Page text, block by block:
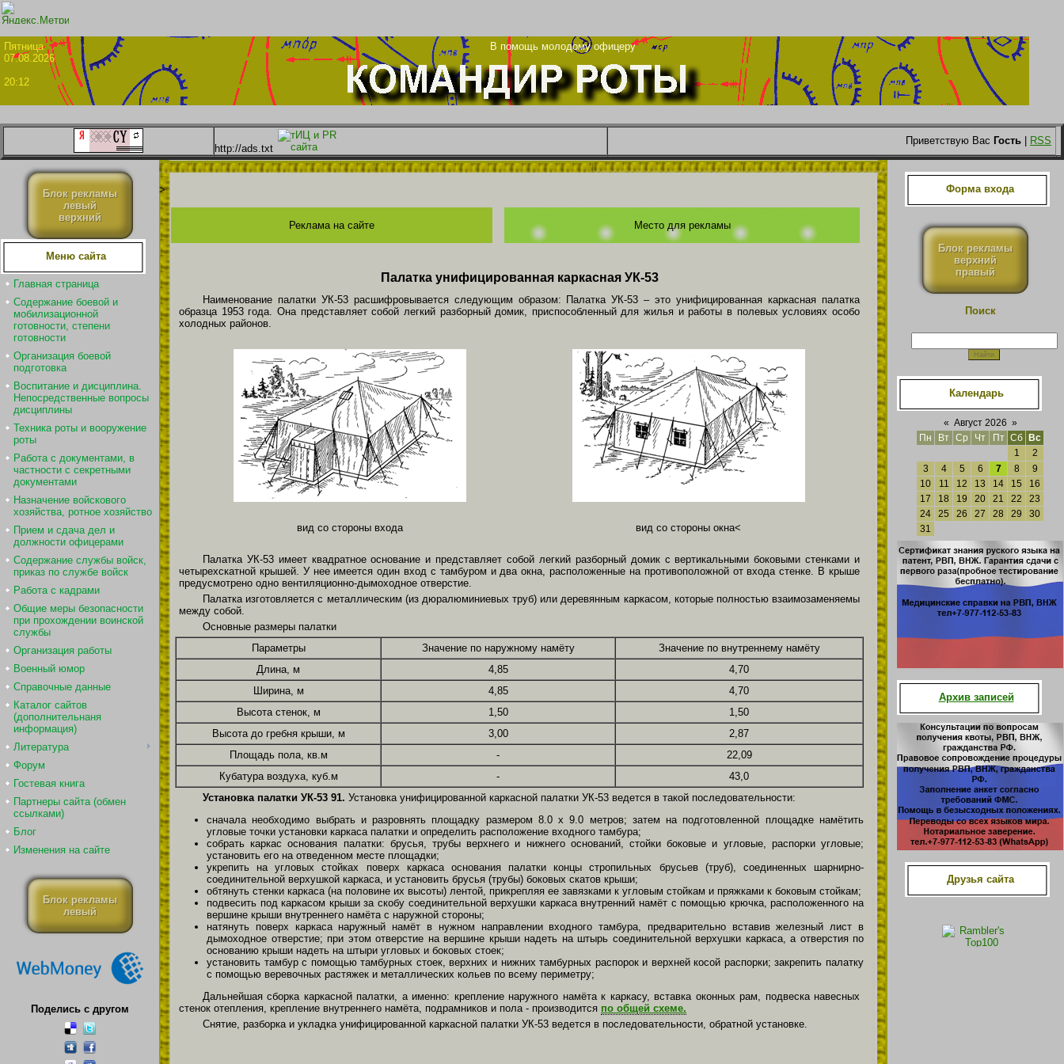
Пятница
В помощь молодому офицеру
07.08.2026
20:12
http://ads.txt
Приветствую Вас Гость RSS
Блок рекламы
левый
верхний
Меню сайта
Главная страница
Содержание боевой и
мобилизационной
готовности, степени
готовности
Организация боевой
подготовка
Воспитание и дисциплина.
Непосредственные вопросы
дисциплины
Техника роты и вооружение
роты
Работа с документами, в
частности с секретными
документами
Назначение войскового
хозяйства, ротное хозяйство
Прием и сдача дел и
должности офицерами
Содержание службы войск,
приказ по службе войск
Работа с кадрами
Общие меры безопасности
при прохождении воинской
службы
Организация работы
Военный юмор
Справочные данные
Каталог сайтов
(дополнительнаня
информация)
Литература
Форум
Гостевая книга
Партнеры сайта (обмен
ссылками)
Блог
Изменения на сайте
Блок рекламы
левый
Поделись с другом
>
Реклама на сайте Место для рекламы
Палатка унифицированная каркасная УК-53
Наименование палатки УК-53 расшифровывается следующим образом: Палатка УК-53 – это унифицированная каркасная палатка
образца 1953 года. Она представляет собой легкий разборный домик, приспособленный для жилья и работы в полевых условиях особо
холодных районов.
вид со стороны входа вид со стороны окна<
Палатка УК-53 имеет квадратное основание и представляет собой легкий разборный домик с вертикальными боковыми стенками и
четырехскатной крышей. У нее имеется один вход с тамбуром и два окна, расположенные на противоположной от входа стенке. В крыше
предусмотрено одно вентиляционно-дымоходное отверстие.
Палатка изготовляется с металлическим (из дюралюминиевых труб) или деревянным каркасом, которые полностью взаимозаменяемы
между собой.
Основные размеры палатки
Параметры
Значение по наружному намёту
Значение по внутреннему намёту
Длина, м
4,85
4,70
Ширина, м
4,85
4,70
Высота стенок, м
1,50
1,50
Высота до гребня крыши, м
3,00
2,87
Площадь пола, кв.м
-
22,09
Кубатура воздуха, куб.м
-
43,0
Установка палатки УК-53 91. Установка унифицированной каркасной палатки УК-53 ведется в такой последовательности:
сначала необходимо выбрать и разровнять площадку размером 8.0 х 9.0 метров; затем на подготовленной площадке намётить
угловые точки установки каркаса палатки и определить расположение входного тамбура;
собрать каркас основания палатки: брусья, трубы верхнего и нижнего оснований, стойки боковые и угловые, распорки угловые;
установить его на отведенном месте площадки;
укрепить на угловых стойках поверх каркаса основания палатки концы стропильных брусьев (труб), соединенных шарнирно-
соединительной верхушкой каркаса, и установить брусья (трубы) боковых скатов крыши;
обтянуть стенки каркаса (на половине их высоты) лентой, прикрепляя ее завязками к угловым стойкам и пряжками к боковым стойкам;
подвесить под каркасом крыши за скобу соединительной верхушки каркаса внутренний намёт с помощью крючка, расположенного на
вершине крыши внутреннего намёта с наружной стороны;
натянуть поверх каркаса наружный намёт в нужном направлении входного тамбура, предварительно вставив железный лист в
дымоходное отверстие; при этом отверстие на вершине крыши надеть на штырь соединительной верхушки каркаса, а отверстия по
основанию крыши надеть на штыри угловых и боковых стоек;
установить тамбур с помощью тамбурных стоек, верхних и нижних тамбурных распорок и верхней косой распорки; закрепить палатку
с помощью веревочных растяжек и металлических кольев по всему периметру;
Дальнейшая сборка каркасной палатки, а именно: крепление наружного намёта к каркасу, вставка оконных рам, подвеска навесных
стенок отепления, крепление внутреннего намёта, подрамников и пола - производится по общей схеме.
Снятие, разборка и укладка унифицированной каркасной палатки УК-53 ведется в последовательности, обратной установке.
Форма входа
Блок рекламы
верхний
правый
Поиск
Календарь
« Август 2026 »
Пн
Вт Ср Чт Пт Сб
Вс
1
2
3
4 5 6 7 8
9
10
11 12 13 14 15
16
17
18 19 20 21 22
23
24
25 26 27 28 29
30
31
Архив записей
Друзья сайта